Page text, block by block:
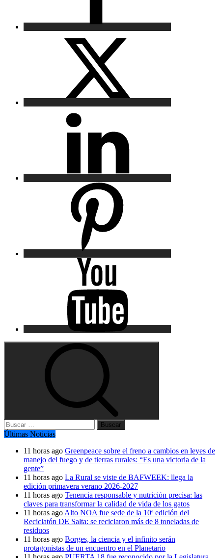
Buscar:
Últimas Noticias
11 horas ago Greenpeace sobre el freno a cambios en leyes de
manejo del fuego y de tierras rurales: “Es una victoria de la
gente”
11 horas ago La Rural se viste de BAFWEEK: llega la
edición primavera verano 2026-2027
11 horas ago Tenencia responsable y nutrición precisa: las
claves para transformar la calidad de vida de los gatos
11 horas ago Alto NOA fue sede de la 10ª edición del
Reciclatón DE Salta: se reciclaron más de 8 toneladas de
residuos
11 horas ago Borges, la ciencia y el infinito serán
protagonistas de un encuentro en el Planetario